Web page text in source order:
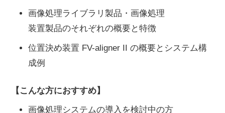
画像処理ライブラリ製品・画像処理
装置製品のそれぞれの概要と特徴
位置決め装置 FV-aligner II の概要とシステム構
成例
【こんな方におすすめ】
画像処理システムの導入を検討中の方